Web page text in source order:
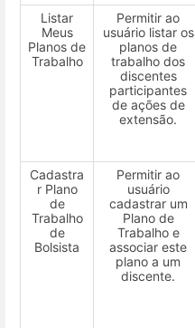
Listar
Meus
Planos de
Trabalho
Permitir ao
usuário listar os
planos de
trabalho dos
discentes
participantes
de ações de
extensão.
Cadastra
r Plano
de
Trabalho
de
Bolsista
Permitir ao
usuário
cadastrar um
Plano de
Trabalho e
associar este
plano a um
discente.